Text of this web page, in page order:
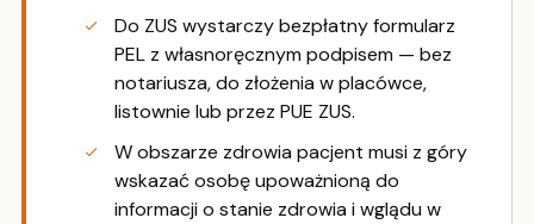
Do ZUS wystarczy bezpłatny formularz
PEL z własnoręcznym podpisem — bez
notariusza, do złożenia w placówce,
listownie lub przez PUE ZUS.
W obszarze zdrowia pacjent musi z góry
wskazać osobę upoważnioną do
informacji o stanie zdrowia i wglądu w